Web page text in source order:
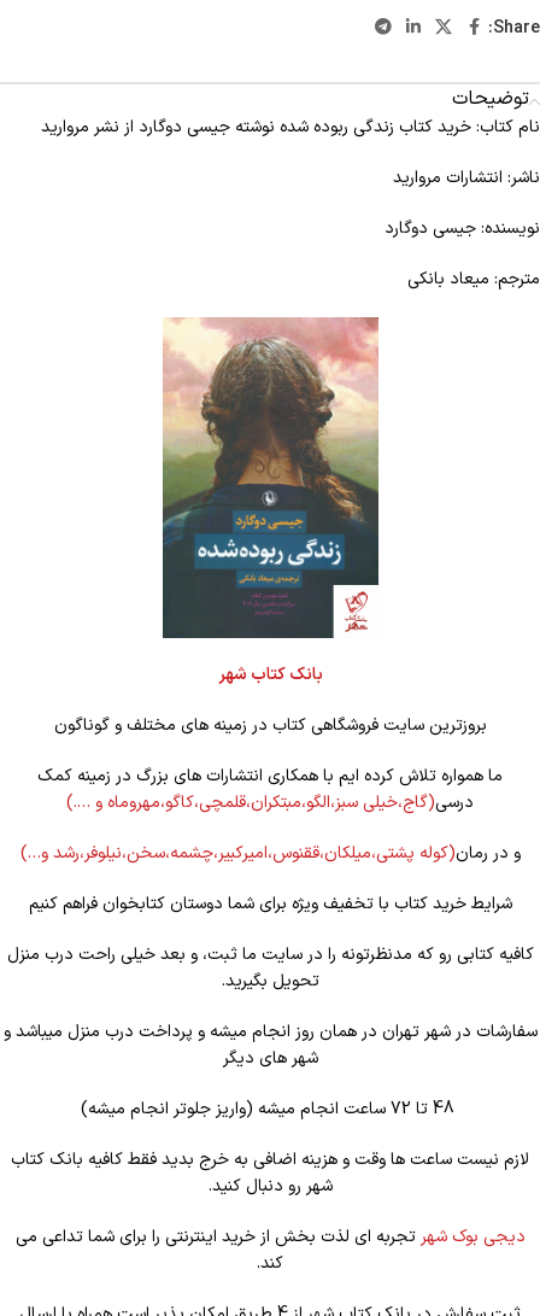
Share:
توضیحات
نام کتاب: خرید کتاب زندگی ربوده شده نوشته جیسی دوگارد از نشر مروارید
ناشر: انتشارات مروارید
نویسنده: جیسی دوگارد
مترجم: میعاد بانکی
بانک کتاب شهر
بروزترین سایت فروشگاهی کتاب در زمینه های مختلف و گوناگون
ما همواره تلاش کرده ایم با همکاری انتشارات های بزرگ در زمینه کمک
درسی(گاج،خیلی سبز،الگو،مبتکران،قلمچی،کاگو،مهروماه و ….)
و در رمان(کوله پشتی،میلکان،ققنوس،امیرکبیر،چشمه،سخن،نیلوفر،رشد و…)
شرایط خرید کتاب با تخفیف ویژه برای شما دوستان کتابخوان فراهم کنیم
کافیه کتابی رو که مدنظرتونه را در سایت ما ثبت، و بعد خیلی راحت درب منزل
تحویل بگیرید.
سفارشات در شهر تهران در همان روز انجام میشه و پرداخت درب منزل میباشد و
شهر های دیگر
لازم نیست ساعت ها وقت و هزینه اضافی به خرج بدید فقط کافیه بانک کتاب
شهر رو دنبال کنید.
دیجی بوک شهرتجربه ای لذت بخش از خرید اینترنتی را برای شما تداعی می
کند.